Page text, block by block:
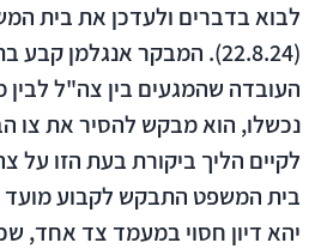
לבוא בדברים ולעדכן את בית
(22.8.24). המבקר אנגלמן
העובדה שהמגעים בין צה"ל
נכשלו, הוא מבקש להסיר את צו
לקיים הליך ביקורת בעת הזו על
בית המשפט התבקש לקבוע מועד
יהא דיון חסוי במעמד צד אחד,